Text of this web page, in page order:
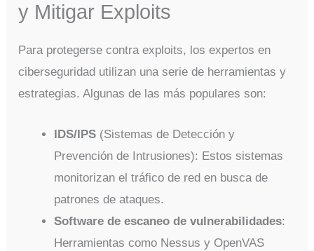
y Mitigar Exploits
Para protegerse contra exploits, los expertos en
ciberseguridad utilizan una serie de herramientas y
estrategias. Algunas de las más populares son:
IDS/IPS (Sistemas de Detección y
Prevención de Intrusiones): Estos sistemas
monitorizan el tráfico de red en busca de
patrones de ataques.
Software de escaneo de vulnerabilidades:
Herramientas como Nessus y OpenVAS